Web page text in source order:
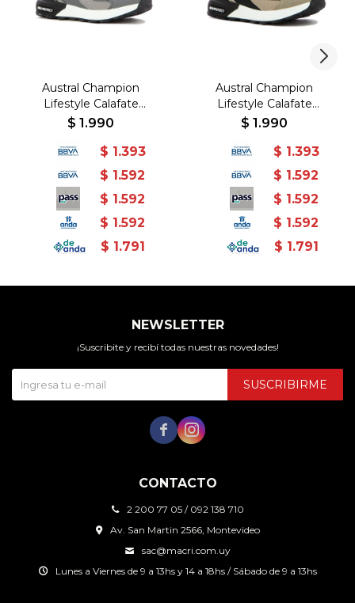
Austral Champion
Lifestyle Calafate
Hombre - Gris/Gris - Gris-
$ 1.990
$ 1.393
$ 1.592
$ 1.592
$ 1.592
$ 1.791
Austral Champion
Lifestyle Calafate
Hombre - Beige/Beige -
$ 1.990
$ 1.393
$ 1.592
$ 1.592
$ 1.592
$ 1.791
CONTACTO
2 200 77 05 / 092 138 710
Av. San Martin 2566, Montevideo
sac@macri.com.uy
Lunes a Viernes de 9 a 13hs y 14 a 18hs / Sábado de 9 a 13hs
NEWSLETTER
¡Suscribite y recibí todas nuestras novedades!
SUSCRIBIRME
 